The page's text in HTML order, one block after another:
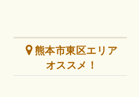
熊本市東区エリア
オススメ！